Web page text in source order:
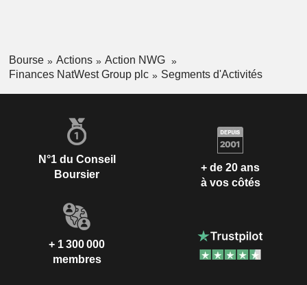
Bourse Actions
Action NWG
Finances NatWest Group plc
Segments d'Activités
N°1 du Conseil
Boursier
+ de 20 ans
à vos côtés
+ 1 300 000
membres